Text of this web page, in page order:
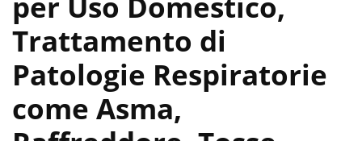
Trattamento di
Patologie Respiratorie
come Asma,